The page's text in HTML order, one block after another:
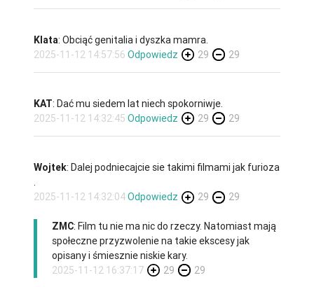
Klata: Obciąć genitalia i dyszka mamra.
2025-11-12 14:57:56 Odpowiedz 29 29
KAT: Dać mu siedem lat niech spokorniwje.
2025-11-12 14:32:45 Odpowiedz 29 29
Wojtek: Dalej podniecajcie sie takimi filmami jak furioza
.
2025-11-12 14:32:04Odpowiedz 29 29
ZMC: Film tu nie ma nic do rzeczy. Natomiast mają
społeczne przyzwolenie na takie ekscesy jak
opisany i śmiesznie niskie kary.
2025-11-12 16:37:17
29 29